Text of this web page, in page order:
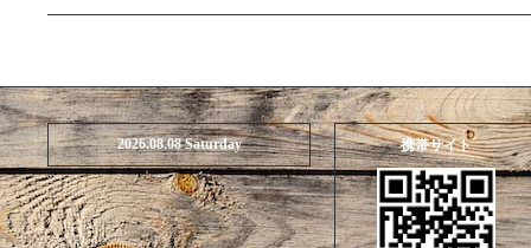
2026.08.08 Saturday 携帯サイト